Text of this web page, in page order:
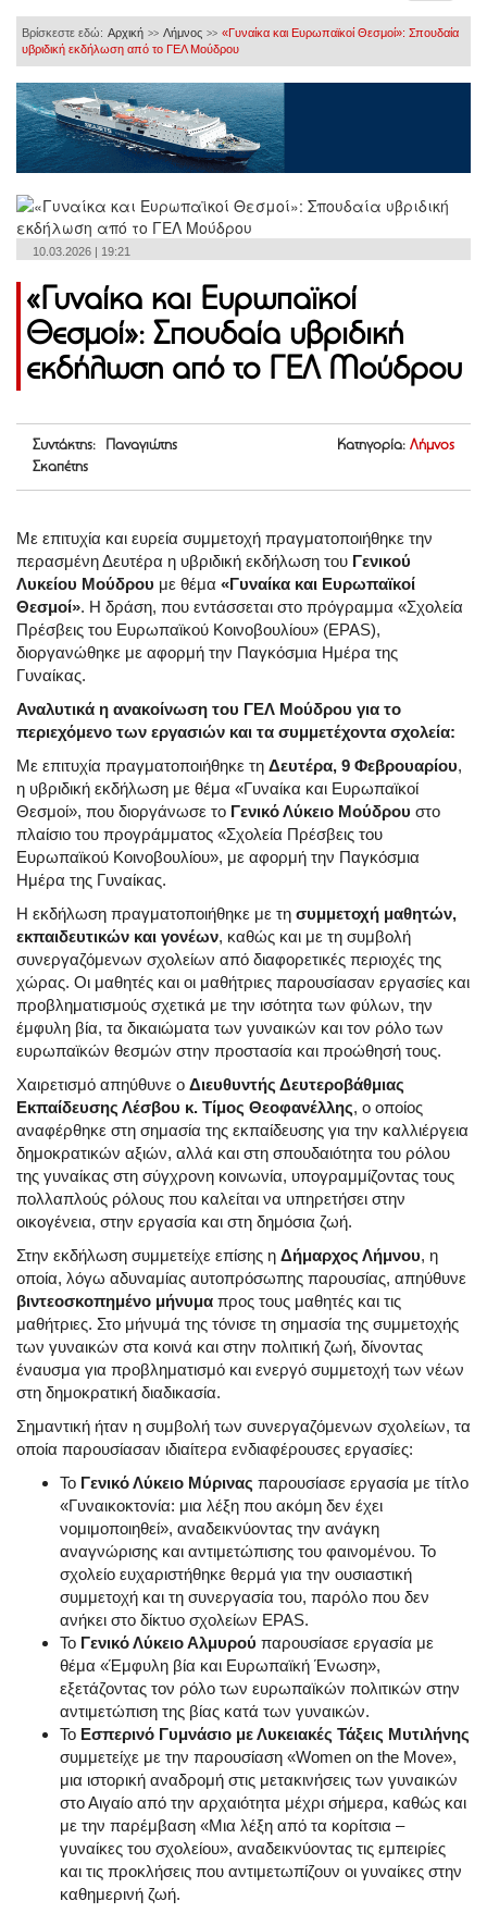
Βρίσκεστε εδώ: Αρχική >> Λήμνος >> «Γυναίκα και Ευρωπαϊκοί Θεσμοί»: Σπουδαία
υβριδική εκδήλωση από το ΓΕΛ Μούδρου
10.03.2026 | 19:21
«Γυναίκα και Ευρωπαϊκοί
Θεσμοί»: Σπουδαία υβριδική
εκδήλωση από το ΓΕΛ Μούδρου
Συντάκτης: Παναγιώτης
Σκαπέτης
Κατηγορία: Λήμνος
Με επιτυχία και ευρεία συμμετοχή πραγματοποιήθηκε την
περασμένη Δευτέρα η υβριδική εκδήλωση του Γενικού
Λυκείου Μούδρου με θέμα «Γυναίκα και Ευρωπαϊκοί
Θεσμοί». Η δράση, που εντάσσεται στο πρόγραμμα «Σχολεία
Πρέσβεις του Ευρωπαϊκού Κοινοβουλίου» (EPAS),
διοργανώθηκε με αφορμή την Παγκόσμια Ημέρα της
Γυναίκας.
Αναλυτικά η ανακοίνωση του ΓΕΛ Μούδρου για το
περιεχόμενο των εργασιών και τα συμμετέχοντα σχολεία:
Με επιτυχία πραγματοποιήθηκε τη Δευτέρα, 9 Φεβρουαρίου,
η υβριδική εκδήλωση με θέμα «Γυναίκα και Ευρωπαϊκοί
Θεσμοί», που διοργάνωσε το Γενικό Λύκειο Μούδρου στο
πλαίσιο του προγράμματος «Σχολεία Πρέσβεις του
Ευρωπαϊκού Κοινοβουλίου», με αφορμή την Παγκόσμια
Ημέρα της Γυναίκας.
Η εκδήλωση πραγματοποιήθηκε με τη συμμετοχή μαθητών,
εκπαιδευτικών και γονέων, καθώς και με τη συμβολή
συνεργαζόμενων σχολείων από διαφορετικές περιοχές της
χώρας. Οι μαθητές και οι μαθήτριες παρουσίασαν εργασίες και
προβληματισμούς σχετικά με την ισότητα των φύλων, την
έμφυλη βία, τα δικαιώματα των γυναικών και τον ρόλο των
ευρωπαϊκών θεσμών στην προστασία και προώθησή τους.
Χαιρετισμό απηύθυνε ο Διευθυντής Δευτεροβάθμιας
Εκπαίδευσης Λέσβου κ. Τίμος Θεοφανέλλης, ο οποίος
αναφέρθηκε στη σημασία της εκπαίδευσης για την καλλιέργεια
δημοκρατικών αξιών, αλλά και στη σπουδαιότητα του ρόλου
της γυναίκας στη σύγχρονη κοινωνία, υπογραμμίζοντας τους
πολλαπλούς ρόλους που καλείται να υπηρετήσει στην
οικογένεια, στην εργασία και στη δημόσια ζωή.
Στην εκδήλωση συμμετείχε επίσης η Δήμαρχος Λήμνου, η
οποία, λόγω αδυναμίας αυτοπρόσωπης παρουσίας, απηύθυνε
βιντεοσκοπημένο μήνυμα προς τους μαθητές και τις
μαθήτριες. Στο μήνυμά της τόνισε τη σημασία της συμμετοχής
των γυναικών στα κοινά και στην πολιτική ζωή, δίνοντας
έναυσμα για προβληματισμό και ενεργό συμμετοχή των νέων
στη δημοκρατική διαδικασία.
Σημαντική ήταν η συμβολή των συνεργαζόμενων σχολείων, τα
οποία παρουσίασαν ιδιαίτερα ενδιαφέρουσες εργασίες:
Το Γενικό Λύκειο Μύρινας παρουσίασε εργασία με τίτλο
«Γυναικοκτονία: μια λέξη που ακόμη δεν έχει
νομιμοποιηθεί», αναδεικνύοντας την ανάγκη
αναγνώρισης και αντιμετώπισης του φαινομένου. Το
σχολείο ευχαριστήθηκε θερμά για την ουσιαστική
συμμετοχή και τη συνεργασία του, παρόλο που δεν
ανήκει στο δίκτυο σχολείων EPAS.
Το Γενικό Λύκειο Αλμυρού παρουσίασε εργασία με
θέμα «Έμφυλη βία και Ευρωπαϊκή Ένωση»,
εξετάζοντας τον ρόλο των ευρωπαϊκών πολιτικών στην
αντιμετώπιση της βίας κατά των γυναικών.
Το Εσπερινό Γυμνάσιο με Λυκειακές Τάξεις Μυτιλήνης
συμμετείχε με την παρουσίαση «Women on the Move»,
μια ιστορική αναδρομή στις μετακινήσεις των γυναικών
στο Αιγαίο από την αρχαιότητα μέχρι σήμερα, καθώς και
με την παρέμβαση «Μια λέξη από τα κορίτσια –
γυναίκες του σχολείου», αναδεικνύοντας τις εμπειρίες
και τις προκλήσεις που αντιμετωπίζουν οι γυναίκες στην
καθημερινή ζωή.